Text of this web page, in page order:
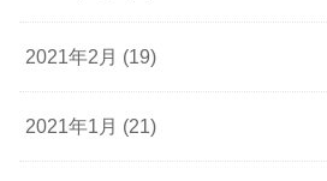
2021年2月 (19)
2021年1月 (21)